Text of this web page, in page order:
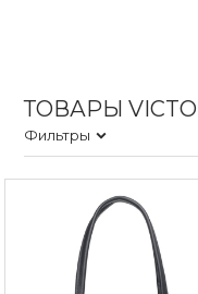
ТОВАРЫ
Фильтры